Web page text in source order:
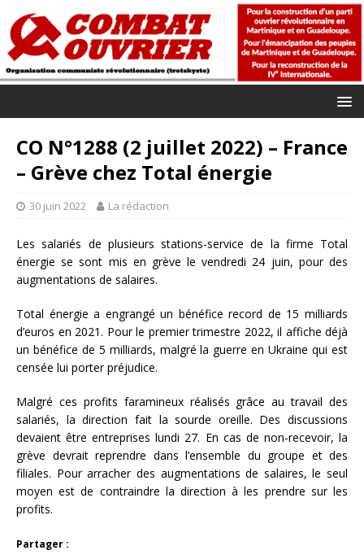
CO N°1288 (2 juillet 2022) – France
– Grève chez Total énergie
30 juin 2022 La rédaction
Les salariés de plusieurs stations-service de la firme Total
énergie se sont mis en grève le vendredi 24 juin, pour des
augmentations de salaires.
Total énergie a engrangé un bénéfice record de 15 milliards
d’euros en 2021. Pour le premier trimestre 2022, il affiche déjà
un bénéfice de 5 milliards, malgré la guerre en Ukraine qui est
censée lui porter préjudice.
Malgré ces profits faramineux réalisés grâce au travail des
salariés, la direction fait la sourde oreille. Des discussions
devaient être entreprises lundi 27. En cas de non-recevoir, la
grève devrait reprendre dans l’ensemble du groupe et des
filiales. Pour arracher des augmentations de salaires, le seul
moyen est de contraindre la direction à les prendre sur les
profits.
Partager :